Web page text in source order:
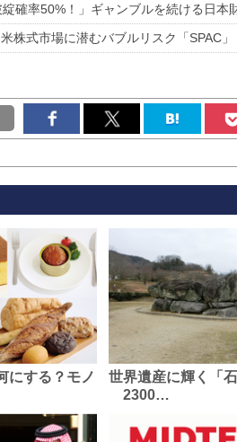
綻確率50%！」ギャンブルを続ける日本
株式市場に潜むバブルリスク「SPAC」
にする？モノ
世界遺産に輝く「石
2300…